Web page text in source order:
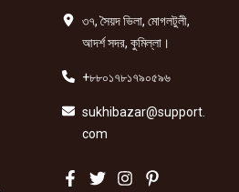
৩৭, সৈয়দ ভিলা, মোগলটুলী,
আদর্শ সদর, কুমিল্লা।
+৮৮০১৭৮১৭৯০৫৯৬
sukhibazar@support.
com